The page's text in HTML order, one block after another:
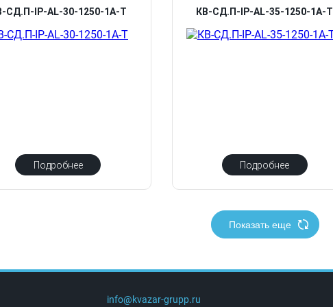
СД.П-IP-AL-30-1250-1А-Т
Подробнее
КВ-СД.П-IP-AL-35-1250-1А-Т
Подробнее
Показать еще
info@kvazar-grupp.ru